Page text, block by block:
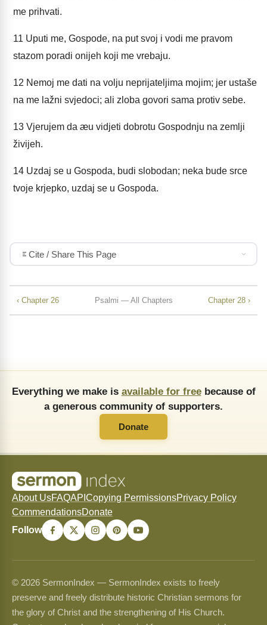
me prihvati.
11 Uputi me, Gospode, na put svoj i vodi me pravom
stazom poradi onijeh koji me vrebaju.
12 Nemoj me dati na volju neprijateljima mojim; jer ustaše
na me lažni svjedoci; ali zloba govori sama protiv sebe.
13 Vjerujem da æu vidjeti dobrotu Gospodnju na zemlji
živijeh.
14 Uzdaj se u Gospoda, budi slobodan; neka bude srce
tvoje krjepko, uzdaj se u Gospoda.
Cite / Share This Page
‹ Chapter 26 Psalmi — All Chapters Chapter 28 ›
Everything we make is available for freebecause of
a generous community of supporters.
Donate
About UsFAQAPI Copying PermissionsPrivacy Policy
CommendationsDonate
Follow
© 2026 SermonIndex — SermonIndex exists to freely
preserve and freely distribute historic Christian sermons for
the glory of Christ and the strengthening of His Church.